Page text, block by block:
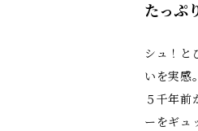
たっぷ
シュ！と
いを実感。
５千年前
ーをギュ